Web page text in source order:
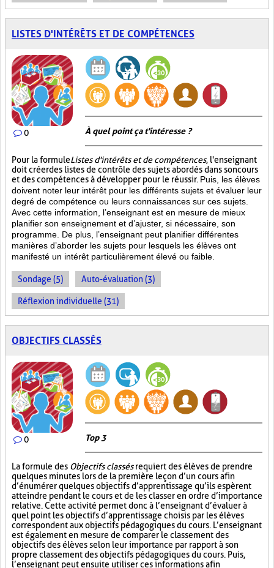
LISTES D'INTÉRÊTS ET DE COMPÉTENCES
0 À quel point ça t'intéresse ?
Pour la formuleListes d'intérêts et de compétences, l'enseignant
doit créer des listes de contrôle des sujets abordés dans son cours
et des compétences à développer pour le réussir. Puis, les élèves
doivent noter leur intérêt pour les différents sujets et évaluer leur
degré de compétence ou leurs connaissances sur ces sujets.
Avec cette information, l’enseignant est en mesure de mieux
planifier son enseignement et d’ajuster, si nécessaire, son
programme. De plus, l’enseignant peut planifier différentes
manières d’aborder les sujets pour lesquels les élèves ont
manifesté un intérêt particulièrement élevé ou faible.
Sondage (5) Auto-évaluation (3)
Réflexion individuelle (31)
OBJECTIFS CLASSÉS
0 Top 3
La formule des Objectifs classésrequiert des élèves de prendre
quelques minutes lors de la première leçon d’un cours afin
d’énumérer quelques objectifs d’apprentissage qu’ils espèrent
atteindre pendant le cours et de les classer en ordre d’importance
relative. Cette activité permet donc à l’enseignant d’évaluer à
quel point les objectifs d’apprentissage choisis par les élèves
correspondent aux objectifs pédagogiques du cours. L’enseignant
est également en mesure de comparer le classement des
objectifs des élèves selon leur importance par rapport à son
propre classement des objectifs pédagogiques du cours. Puis,
l’enseignant peut ensuite utiliser ces informations afin